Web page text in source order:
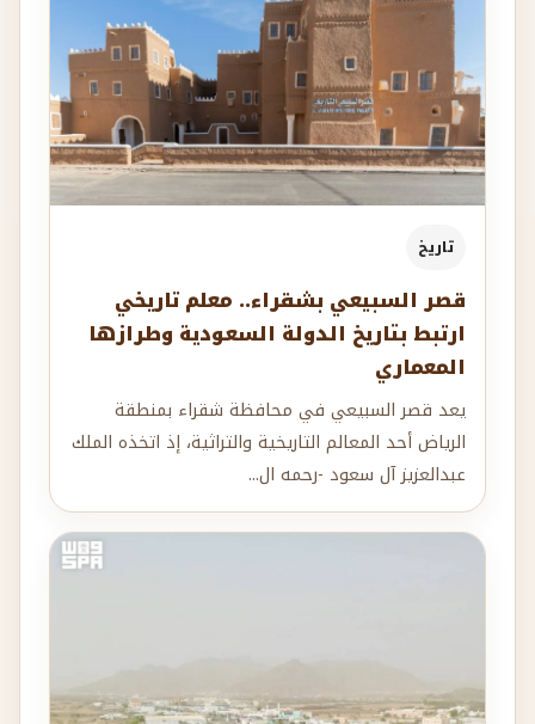
تاريخ
قصر السبيعي بشقراء.. معلم تاريخي
ارتبط بتاريخ الدولة السعودية وطرازها
المعماري
يعد قصر السبيعي في محافظة شقراء بمنطقة
الرياض أحد المعالم التاريخية والتراثية، إذ اتخذه الملك
عبدالعزيز آل سعود -رحمه ال...